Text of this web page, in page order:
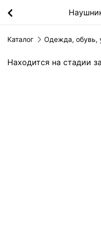
Каталог Одежда, обувь,
Находится на стадии